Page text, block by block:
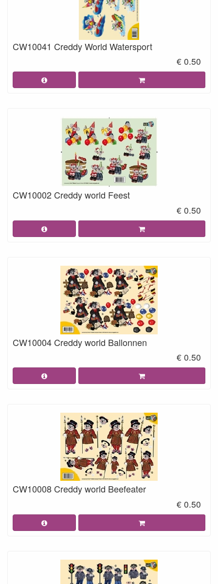
CW10041 Creddy World Watersport
€ 0.50
CW10002 Creddy world Feest
€ 0.50
CW10004 Creddy world Ballonnen
€ 0.50
CW10008 Creddy world Beefeater
€ 0.50